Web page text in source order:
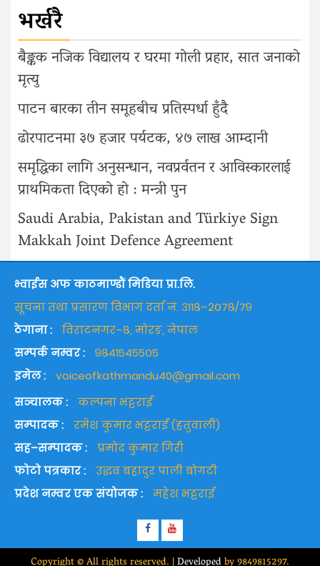
भर्खरै
बैङ्कक नजिक विद्यालय र घरमा गोली प्रहार, सात जनाको
मृत्यु
पाटन बारका तीन समूहबीच प्रतिस्पर्धा हुँदै
ढोरपाटनमा ३७ हजार पर्यटक, ४७ लाख आम्दानी
समृद्धिका लागि अनुसन्धान, नवप्रर्वतन र आविस्कारलाई
प्राथमिकता दिएको हो : मन्त्री पुन
Saudi Arabia, Pakistan and Türkiye Sign
Makkah Joint Defence Agreement
भ्वाईस अफ काठमाण्डौं मिडिया प्रा.लि.
सूचना तथा प्रसारण विभाग दर्ता नं. ३११८–२०७८/७९
ठेगाना :
विराटनगर–८, मोरङ, नेपाल
सम्पर्क नम्वर :
९८४१५४५५०५
इमेल :
voiceofkathmandu40@gmail.com
सञ्चालक :
कल्पना भट्टराई
सम्पादक :
रमेश कुमार भट्टराई (हतुवाली)
सह–सम्पादक :
प्रमोद कुमार गिरी
फोटो पत्रकार :
उद्धव बहादुर पाली बोगटी
प्रदेश नम्वर एक संयोजक :
महेश भट्टराई
Facebook
Youtube